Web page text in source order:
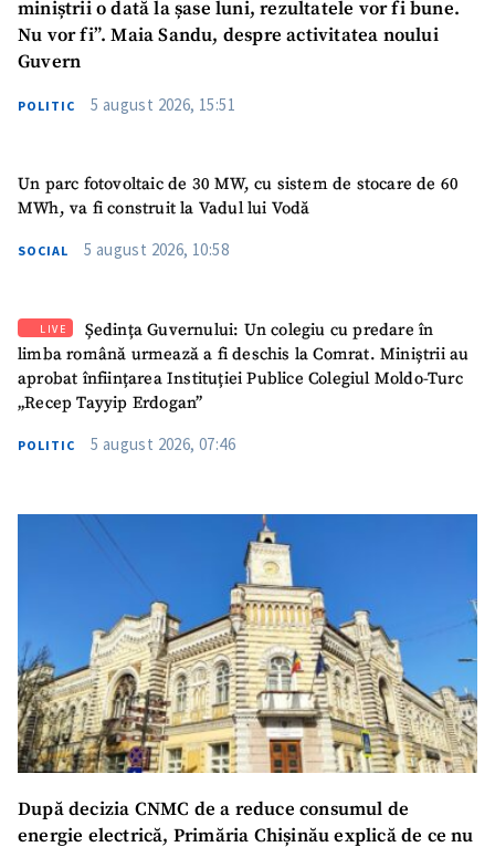
SUSȚINE
miniștrii o dată la șase luni, rezultatele vor fi bune.
Nu vor fi”. Maia Sandu, despre activitatea noului
Guvern
POLITIC 5 august 2026, 15:51
Un parc fotovoltaic de 30 MW, cu sistem de stocare de 60
MWh, va fi construit la Vadul lui Vodă
SOCIAL 5 august 2026, 10:58
LIVE
Ședința Guvernului: Un colegiu cu predare în
limba română urmează a fi deschis la Comrat. Miniștrii au
aprobat înființarea Instituției Publice Colegiul Moldo-Turc
„Recep Tayyip Erdogan”
POLITIC 5 august 2026, 07:46
După decizia CNMC de a reduce consumul de
energie electrică, Primăria Chișinău explică de ce nu
TRIMITE ȘTIREA